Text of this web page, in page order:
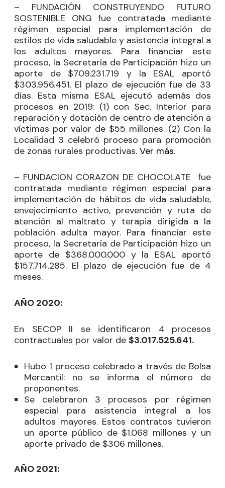
– FUNDACIÓN CONSTRUYENDO FUTURO
SOSTENIBLE ONG fue contratada mediante
régimen especial para implementación de
estilos de vida saludable y asistencia integral a
los adultos mayores. Para financiar este
proceso, la Secretaría de Participación hizo un
aporte de $709.231.719 y la ESAL aportó
$303.956.451. El plazo de ejecución fue de 33
días. Esta misma ESAL ejecutó además dos
procesos en 2019: (1) con Sec. Interior para
reparación y dotación de centro de atención a
víctimas por valor de $55 millones. (2) Con la
Localidad 3 celebró proceso para promoción
de zonas rurales productivas. Ver más.
– FUNDACION CORAZON DE CHOCOLATE fue
contratada mediante régimen especial para
implementación de hábitos de vida saludable,
envejecimiento activo, prevención y ruta de
atención al maltrato y terapia dirigida a la
población adulta mayor. Para financiar este
proceso, la Secretaría de Participación hizo un
aporte de $368.000.000 y la ESAL aportó
$157.714.285. El plazo de ejecución fue de 4
meses.
AÑO 2020:
En SECOP II se identificaron 4
procesos
contractuales por valor de $3.017.525.641.
Hubo 1 proceso celebrado a través de Bolsa
Mercantil: no se informa el número de
proponentes.
Se celebraron 3 procesos por régimen
especial para asistencia integral a los
adultos mayores. Estos contratos tuvieron
un aporte público de $1.068 millones y un
aporte privado de $306 millones.
AÑO 2021: